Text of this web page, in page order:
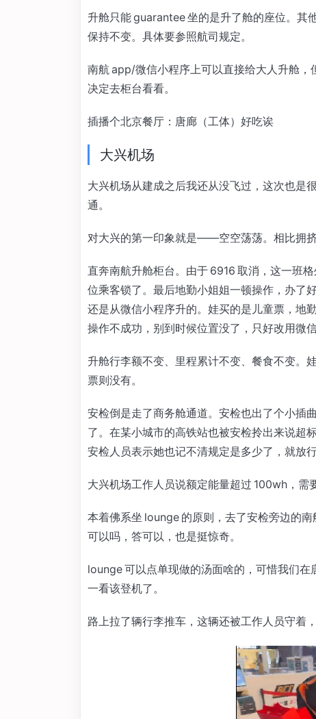
升舱只能 guarantee 坐的是升了舱的座位。其
保持不变。具体要参照航司规定。
南航 app/微信小程序上可以直接给大人升舱，
决定去柜台看看。
插播个北京餐厅：唐廊（工体）好吃诶
大兴机场
大兴机场从建成之后我还从没飞过，这次也是
通。
对大兴的第一印象就是——空空荡荡。相比拥
直奔南航升舱柜台。由于 6916 取消，这一班
位乘客锁了。最后地勤小姐姐一顿操作，办了
还是从微信小程序升的。娃买的是儿童票，地
操作不成功，别到时候位置没了，只好改用微
升舱行李额不变、里程累计不变、餐食不变。
票则没有。
安检倒是走了商务舱通道。安检也出了个小插
了。在某小城市的高铁站也被安检拎出来说超
安检人员表示她也记不清规定是多少了，就放行
大兴机场工作人员说额定能量超过 100wh，需
本着佛系坐 lounge 的原则，去了安检旁边的
可以吗，答可以，也是挺惊奇。
lounge 可以点单现做的汤面啥的，可惜我们在
一看该登机了。
路上拉了辆行李推车，这辆还被工作人员守着